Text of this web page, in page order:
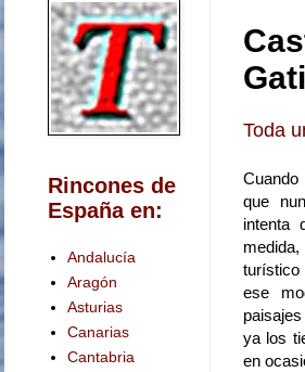
Toda
que
intenta
ese
ya los
en
Rincones de
España en:
Andalucía
Aragón
Asturias
Canarias
Cantabria